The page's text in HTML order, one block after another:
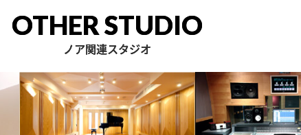
OTHER STUDIO
ノア関連スタジオ